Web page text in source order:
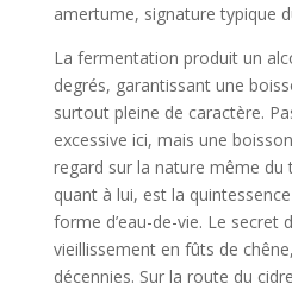
amertume, signature typique
La fermentation produit un
degrés, garantissant une
surtout pleine de caractère.
excessive ici, mais une
regard sur la nature même du
quant à lui, est la
forme d’eau-de-vie. Le secret
vieillissement en fûts de
décennies. Sur la route du